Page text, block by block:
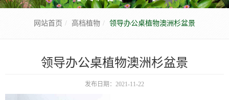
网站首页 高档植物 领导办公桌植物澳洲杉盆景
领导办公桌植物澳洲杉盆景
发布日期：2021-11-22